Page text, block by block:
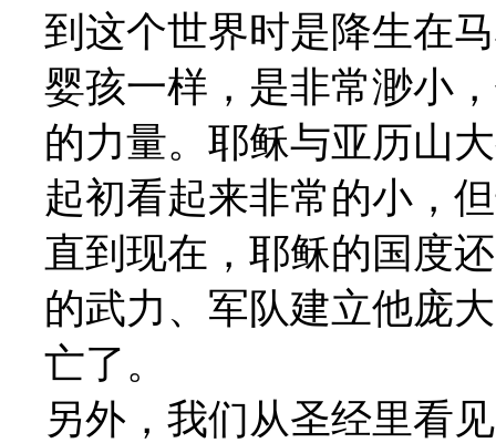
到这个世界时是降生在
婴孩一样，是非常渺小
的力量。耶稣与亚历山
起初看起来非常的小，
直到现在，耶稣的国度
的武力、军队建立他庞
亡了。
另外，我们从圣经里看